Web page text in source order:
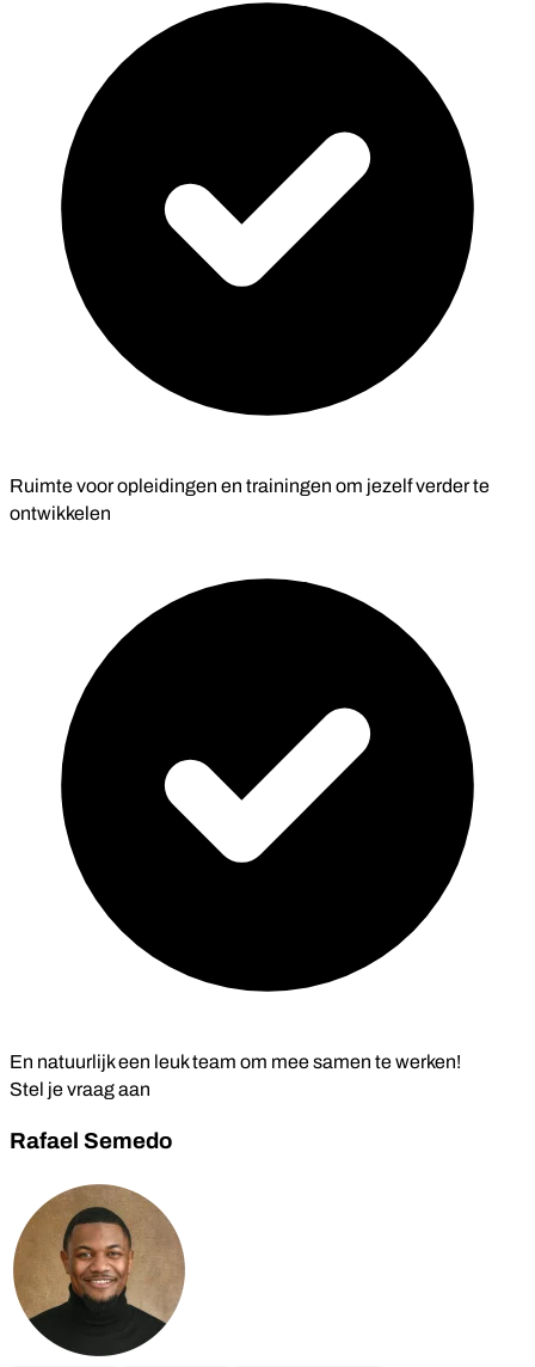
Ruimte voor opleidingen en trainingen om jezelf verder te
ontwikkelen
En natuurlijk een leuk team om mee samen te werken!
Stel je vraag aan
Rafael Semedo